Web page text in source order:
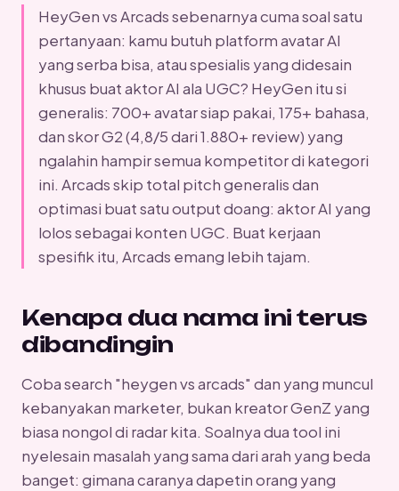
HeyGen vs Arcads sebenarnya cuma soal satu
pertanyaan: kamu butuh platform avatar AI
yang serba bisa, atau spesialis yang didesain
khusus buat aktor AI ala UGC? HeyGen itu si
generalis: 700+ avatar siap pakai, 175+ bahasa,
dan skor G2 (4,8/5 dari 1.880+ review) yang
ngalahin hampir semua kompetitor di kategori
ini. Arcads skip total pitch generalis dan
optimasi buat satu output doang: aktor AI yang
lolos sebagai konten UGC. Buat kerjaan
spesifik itu, Arcads emang lebih tajam.
Kenapa dua nama ini terus
dibandingin
Coba search "heygen vs arcads" dan yang muncul
kebanyakan marketer, bukan kreator GenZ yang
biasa nongol di radar kita. Soalnya dua tool ini
nyelesain masalah yang sama dari arah yang beda
banget: gimana caranya dapetin orang yang